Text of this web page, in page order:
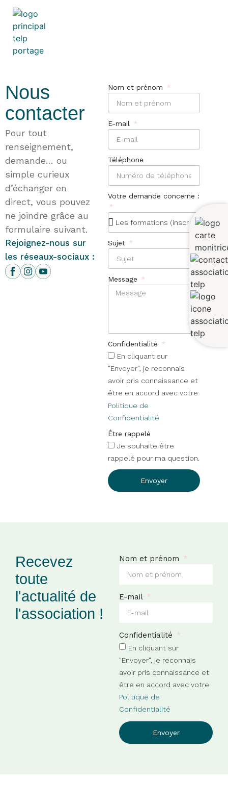
Nous
contacter
Pour tout
renseignement,
demande… ou
simple curieux
d’échanger en
direct, vous pouvez
ne joindre grâce au
formulaire suivant.
Rejoignez-nous sur
les réseaux-sociaux :
Nom et prénom
E-mail
Téléphone
Votre demande concerne :
Sujet
Message
Confidentialité
En cliquant sur
"Envoyer", je reconnais
avoir pris connaissance et
être en accord avec votre
Politique de
Confidentialité
Être rappelé
Je souhaite être
rappelé pour ma question.
Envoyer
Recevez
toute
l'actualité de
l'association !
Nom et prénom
E-mail
Confidentialité
En cliquant sur
"Envoyer", je reconnais
avoir pris connaissance et
être en accord avec votre
Politique de
Confidentialité
Envoyer